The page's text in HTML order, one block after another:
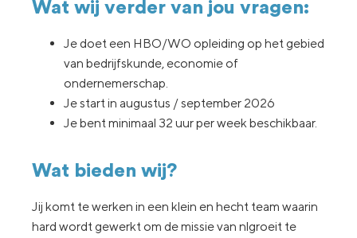
Wat wij verder van jou vragen:
Je doet een HBO/WO opleiding op het gebied
van bedrijfskunde, economie of
ondernemerschap.
Je start in augustus / september 2026
Je bent minimaal 32 uur per week beschikbaar.
Wat bieden wij?
Jij komt te werken in een klein en hecht team waarin
hard wordt gewerkt om de missie van nlgroeit te